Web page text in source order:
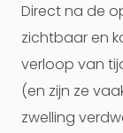
Direct na de
zichtbaar en
verloop van
(en zijn ze
zwelling